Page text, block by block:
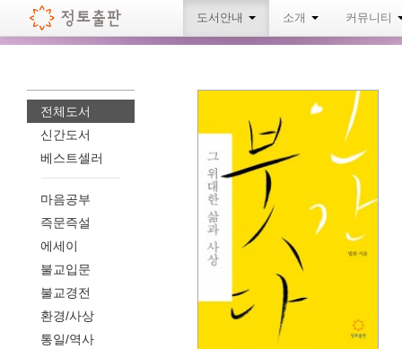
도서안내 소개 커뮤니티
전체도서
신간도서
베스트셀러
마음공부
즉문즉설
에세이
불교입문
불교경전
환경/사상
통일/역사